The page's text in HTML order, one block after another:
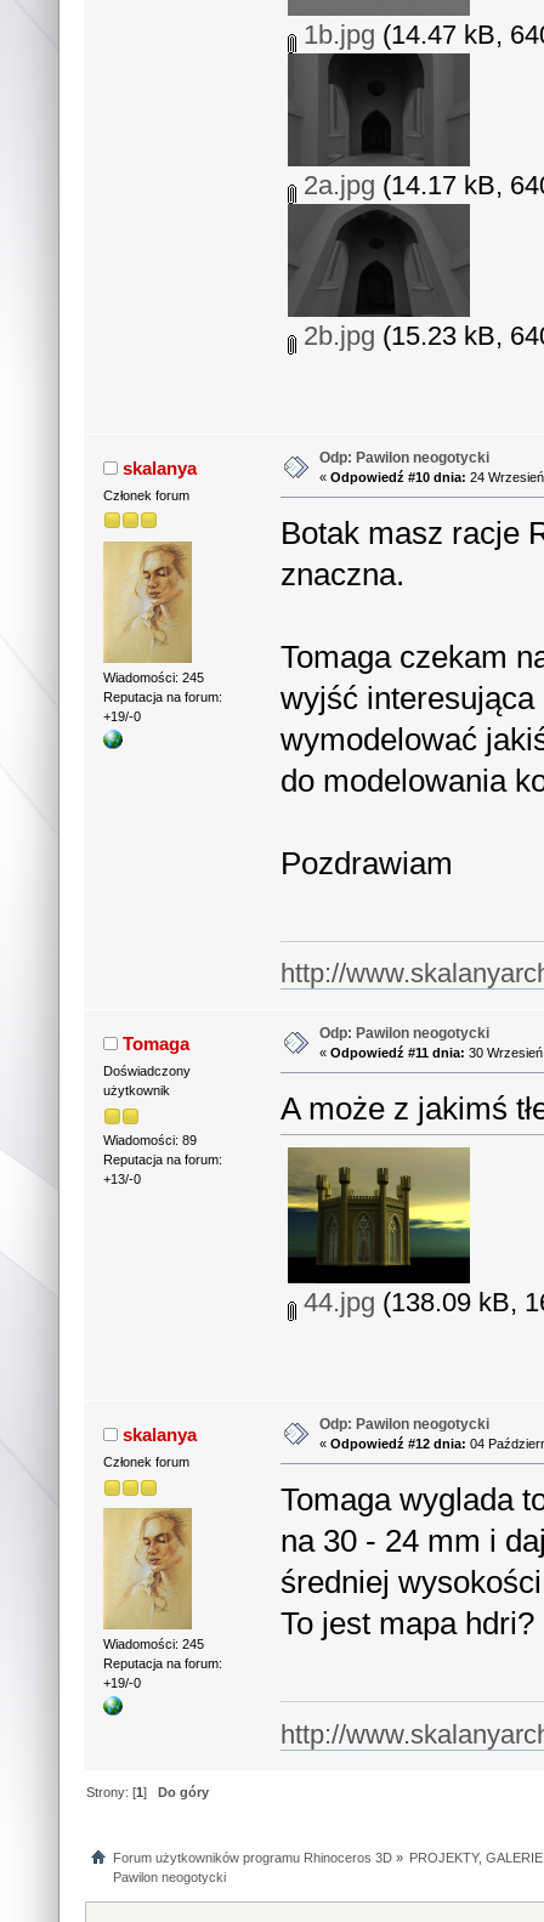
1b.jpg (14.47 kB,
2a.jpg (14.17 kB,
2b.jpg (15.23 kB,
skalanya
Członek forum
Wiadomości: 245
Reputacja na forum:
+19/-0
Odp: Pawilon neogotycki
«Odpowiedź #10 dnia: 24
Botak masz racje
znaczna.
Tomaga czekam
wyjść interesująca
wymodelować
do modelowania
Pozdrawiam
http://
Tomaga
Doświadczony
użytkownik
Wiadomości: 89
Reputacja na forum:
+13/-0
Odp: Pawilon neogotycki
«Odpowiedź #11 dnia: 30
A może z jakimś
44.jpg (138.09 kB,
skalanya
Członek forum
Wiadomości: 245
Reputacja na forum:
+19/-0
Odp: Pawilon neogotycki
«Odpowiedź #12 dnia: 04
Tomaga wyglada
na 30 - 24 mm i
średniej
To jest mapa
http://
Strony: [1]Do góry
Forum użytkowników programu Rhinoceros 3D» PROJEKTY,
Pawilon neogotycki